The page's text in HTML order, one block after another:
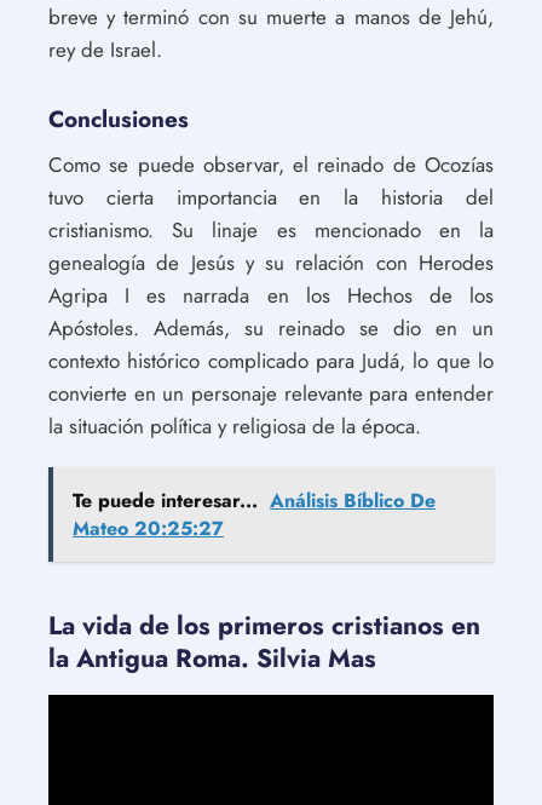
breve y terminó con su muerte a manos de Jehú,
rey de Israel.
Conclusiones
Como se puede observar, el reinado de Ocozías
tuvo cierta importancia en la historia del
cristianismo. Su linaje es mencionado en la
genealogía de Jesús y su relación con Herodes
Agripa I es narrada en los Hechos de los
Apóstoles. Además, su reinado se dio en un
contexto histórico complicado para Judá, lo que lo
convierte en un personaje relevante para entender
la situación política y religiosa de la época.
Te puede interesar... Análisis Bíblico De
Mateo 20:25:27
La vida de los primeros cristianos en
la Antigua Roma. Silvia Mas